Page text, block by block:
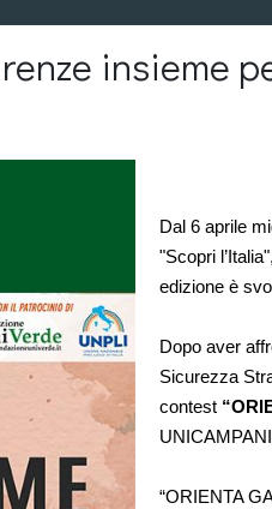
insieme
Dal 6 aprile
"Scopri
edizione è
Dopo aver
Sicurezza
contest
“ORIENTA